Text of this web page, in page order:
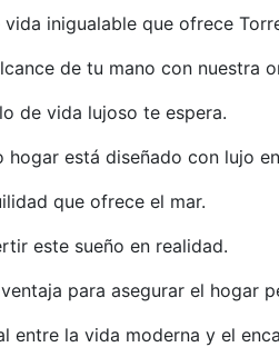
inigualable que ofrece
de tu mano con nuestra
de vida lujoso te espera.
hogar está diseñado con lujo
que ofrece el mar.
este sueño en realidad.
para asegurar el hogar
entre la vida moderna y el